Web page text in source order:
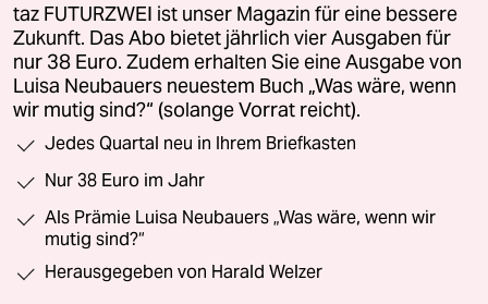
taz FUTURZWEI ist unser Magazin für eine bessere
Zukunft. Das Abo bietet jährlich vier Ausgaben für
nur 38 Euro. Zudem erhalten Sie eine Ausgabe von
Luisa Neubauers neuestem Buch „Was wäre, wenn
wir mutig sind?“ (solange Vorrat reicht).
Jedes Quartal neu in Ihrem Briefkasten
Nur 38 Euro im Jahr
Als Prämie Luisa Neubauers „Was wäre, wenn wir
mutig sind?“
Herausgegeben von Harald Welzer